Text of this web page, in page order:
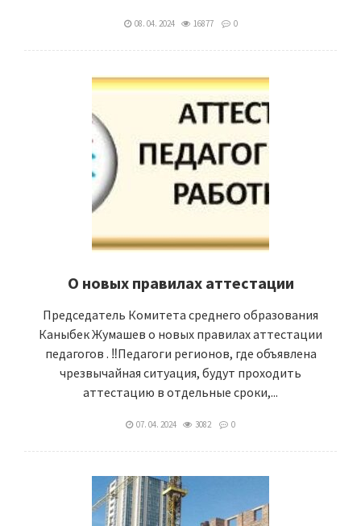
08. 04. 2024 16877 0
О новых правилах аттестации
Председатель Комитета среднего образования
Каныбек Жумашев о новых правилах аттестации
педагогов . ‼️Педагоги регионов, где объявлена
чрезвычайная ситуация, будут проходить
аттестацию в отдельные сроки,...
07. 04. 2024 3082 0